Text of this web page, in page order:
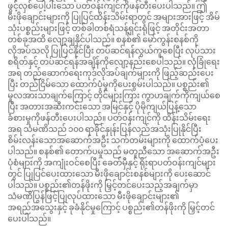
ဖွင့်လှစ်ပေါ့ပါးသော ပတ်ဝန်းကျင်ကိုဖန်တီးပေးပါသည်။ ဤ
မီးဖိုချောင်းများကို ပြုပြင်ထိန်းသိမ်းရာတွင် အများအားဖြင့် အိမ်
သုံးပစ္စည်းများဖြင့် တစ်ခါတစ်ရံသန့်ရှင်းရုံဖြင့် အတိုင်းအတာ
တစ်ခုအထိ လျော့ချနိုင်ပါသည်။ စနစ်၏ မော်ကွန်းစနစ်ကို
လိုအပ်သလို ပြုပြင်နိုင်ပြီး တပ်ဆင်ရန်လွယ်ကူစေပြီး လုပ်သား
စရိတ်နှင့် တပ်ဆင်ရန်အချိန်ကိုလျော့နည်းစေပါသည်။ လုံခြုံရေး
အရ တည်ဆောက်ရေးကုဒ်လိုအပ်ချက်များကို ဖြည့်ဆည်းပေး
ပြီး တည်ငြိမ်သော ထောက်ပံ့မှုကိုပေးစွမ်းပါသည်။ ပစ္စည်း၏
မူလအားသာချက်ကြောင့် တိုင်များကြား ကွာဟချက်ကိုကျယ်စေ
ပြီး အတားအဆီးကင်းသော အမြင်နှင့် ပိုမိုကျယ်ပြန့်သော
ခံစားမှုကိုဖန်တီးပေးပါသည်။ ပတ်ဝန်းကျင်ကို ထိန်းသိမ်းရေး
အရ သံမဏိသည် ၁၀၀ ရာခိုင်နှုန်းပြန်လည်အသုံးပြုနိုင်ပြီး
စိမ်းလန်းသောအဆောက်အဦး သက်တမ်းများကို ထောက်ပံ့ပေး
ပါသည်။ စနစ်၏ တောက်ပမှုသည် မတူညီသော အဆောက်အဦး
ပုံစံများကို အကျုံးဝင်စေပြီး ခေတ်မှီနှင့် ရိုးရာပတ်ဝန်းကျင်များ
တွင် ပြုပြင်ပေးထားသော မီးဖိုချောင်းစနစ်များကို ပေးဆောင်
ပါသည်။ ပစ္စည်း၏တန်ဖိုးကို မြှင့်တင်ပေးသည့်အချက်မှာ
သံမဏိပြွန်ဖြင့်ပြုလုပ်ထားသော မီးဖိုချောင်းများ၏
အရည်အသွေးနှင့် ခုခံနိုင်မှုကြောင့် ပစ္စည်း၏တန်ဖိုးကို မြှင့်တင်
ပေးပါသည်။